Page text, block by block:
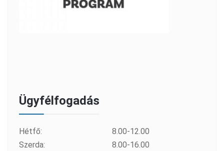
Ügyfélfogadás
Hétfő:
8.00-12.00
Szerda:
8.00-16.00